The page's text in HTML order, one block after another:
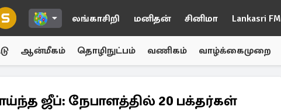
லங்காசிறி மனிதன் சினிமா Lankasri FM
ஆன்மீகம் தொழிநுட்பம் வணிகம் வாழ்க்கைமுறை
ஜீப்: நேபாளத்தில் 20 பக்தர்கள்